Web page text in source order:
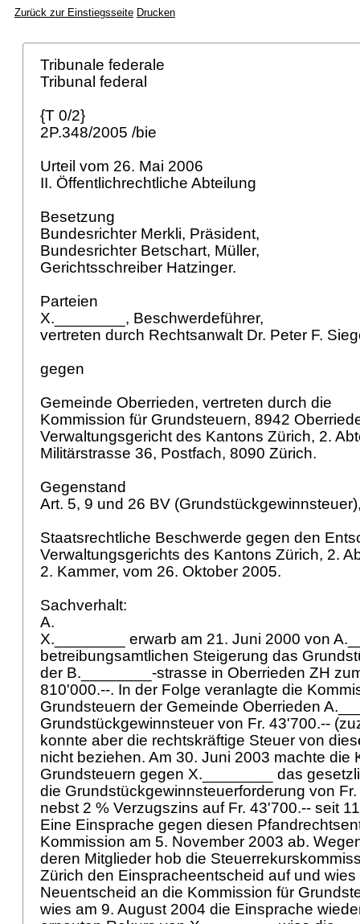
Zurück zur Einstiegsseite Drucken
Tribunale federale
Tribunal federal
{T 0/2}
2P.348/2005 /bie
Urteil vom 26. Mai 2006
II. Öffentlichrechtliche Abteilung
Besetzung
Bundesrichter Merkli, Präsident,
Bundesrichter Betschart, Müller,
Gerichtsschreiber Hatzinger.
Parteien
X.________, Beschwerdeführer,
vertreten durch Rechtsanwalt Dr. Peter F.
gegen
Gemeinde Oberrieden, vertreten durch die
Kommission für Grundsteuern, 8942
Verwaltungsgericht des Kantons Zürich, 2.
Militärstrasse 36, Postfach, 8090 Zürich.
Gegenstand
Art. 5, 9 und 26 BV
Staatsrechtliche Beschwerde gegen den
Verwaltungsgerichts des Kantons Zürich, 2.
2. Kammer, vom 26. Oktober 2005.
Sachverhalt:
A.
X.________ erwarb am 21. Juni 2000 von
betreibungsamtlichen Steigerung das
der B.________-strasse in Oberrieden ZH
810'000.--. In der Folge veranlagte die
Grundsteuern der Gemeinde Oberrieden
Grundstückgewinnsteuer von Fr. 43'700.--
konnte aber die rechtskräftige Steuer von
nicht beziehen. Am 30. Juni 2003 machte die
Grundsteuern gegen X.________ das
die Grundstückgewinnsteuerforderung von
nebst 2 % Verzugszins auf Fr. 43'700.-- seit
Eine Einsprache gegen diesen
Kommission am 5. November 2003 ab.
deren Mitglieder hob die
Zürich den Einspracheentscheid auf und
Neuentscheid an die Kommission für
wies am 9. August 2004 die Einsprache